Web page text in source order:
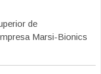
de
Marsi-Bionics